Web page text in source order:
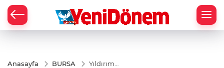
Anasayfa BURSA
Yıldırım